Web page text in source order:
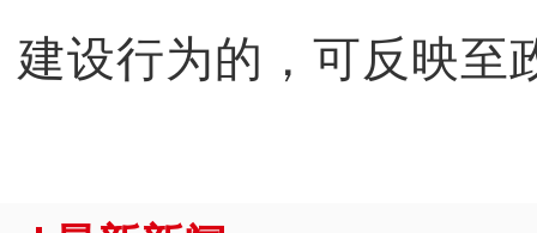
建设行为的，可反映至